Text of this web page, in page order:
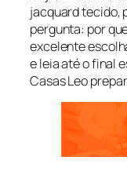
jacquard tecido,
pergunta: por
excelente
e leia até o final
Casas Leo